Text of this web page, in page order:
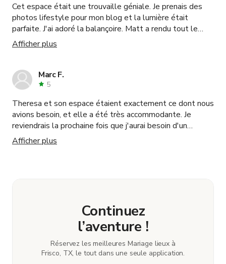
Cet espace était une trouvaille géniale. Je prenais des
photos lifestyle pour mon blog et la lumière était
parfaite. J'ai adoré la balançoire. Matt a rendu tout le
processus très facile. Je réutiliserai certainement cet
espace !
Afficher plus
Marc F.
5
Theresa et son espace étaient exactement ce dont nous
avions besoin, et elle a été très accommodante. Je
reviendrais la prochaine fois que j'aurai besoin d'un
espace simple mais confortable.
Afficher plus
Continuez
l’aventure !
Réservez les meilleures Mariage lieux à
Frisco, TX, le tout dans une seule application.